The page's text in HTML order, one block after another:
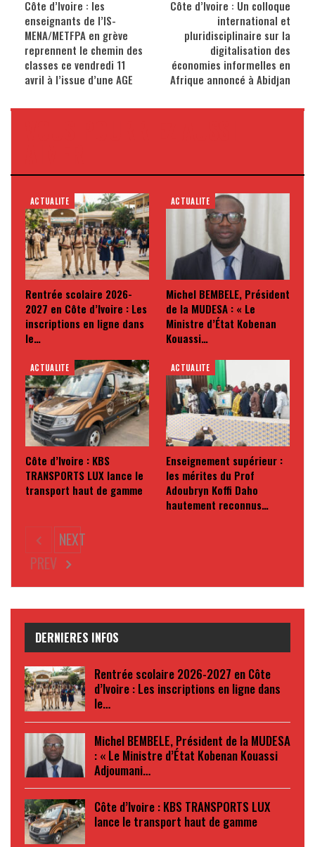
Côte d’Ivoire : les
enseignants de l’IS-
MENA/METFPA en grève
reprennent le chemin des
classes ce vendredi 11
avril à l’issue d’une AGE
Côte d’Ivoire : Un colloque
international et
pluridisciplinaire sur la
digitalisation des
économies informelles en
Afrique annoncé à Abidjan
ACTUALITE
Rentrée scolaire 2026-
2027 en Côte d’Ivoire : Les
inscriptions en ligne dans
le…
ACTUALITE
Michel BEMBELE, Président
de la MUDESA : « Le
Ministre d’État Kobenan
Kouassi…
ACTUALITE
Côte d’Ivoire : KBS
TRANSPORTS LUX lance le
transport haut de gamme
ACTUALITE
Enseignement supérieur :
les mérites du Prof
Adoubryn Koffi Daho
hautement reconnus…
PREV
NEXT
DERNIERES INFOS
Rentrée scolaire 2026-2027 en Côte
d’Ivoire : Les inscriptions en ligne dans
le…
Michel BEMBELE, Président de la MUDESA
: « Le Ministre d’État Kobenan Kouassi
Adjoumani…
Côte d’Ivoire : KBS TRANSPORTS LUX
lance le transport haut de gamme